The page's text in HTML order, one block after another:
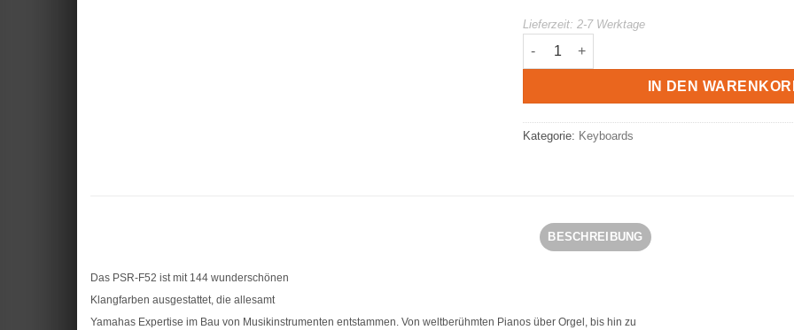
Lieferzeit: 2-7 Werktage
Yamaha PSR-F52 Keboard Menge
IN DEN
Kategorie: Keyboards
BESCHREIBUNG
Das PSR-F52 ist mit 144 wunderschönen
Klangfarben ausgestattet, die allesamt
Yamahas Expertise im Bau von Musikinstrumenten entstammen. Von weltberühmten Pianos über Orgel, bis hin zu